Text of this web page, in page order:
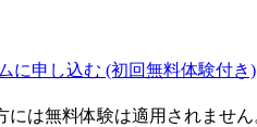
に申し込む (初回無料体験付き)
は無料体験は適用されません